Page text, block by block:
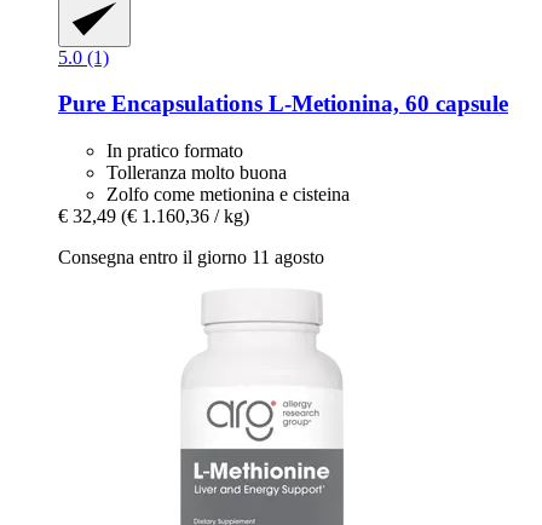
5.0 (1)
Pure Encapsulations L-​Metionina, 60 capsule
In pratico formato
Tolleranza molto buona
Zolfo come metionina e cisteina
€ 32,49 (€ 1.160,36 / kg)
Consegna entro il giorno 11 agosto